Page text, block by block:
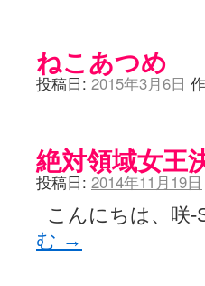
ねこあつめ
投稿日: 2015年3月6日
絶対領域女王
投稿日: 2014年11月19日
こんにちは、
む →